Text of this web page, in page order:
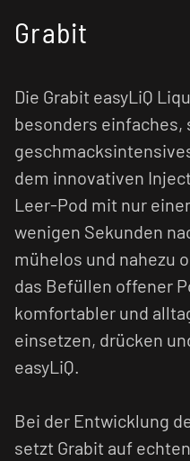
Grabit
Die Grabit easyLiQ
besonders einfaches,
dem innovativen
Leer-Pod mit nur
wenigen Sekunden
mühelos und nahezu
das Befüllen offener
komfortabler und
einsetzen, drücken
easyLiQ.
Bei der Entwicklung
setzt Grabit auf